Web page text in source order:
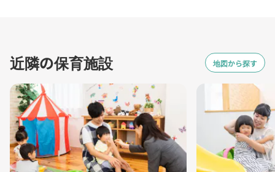
近隣の保育施設 地図から探す